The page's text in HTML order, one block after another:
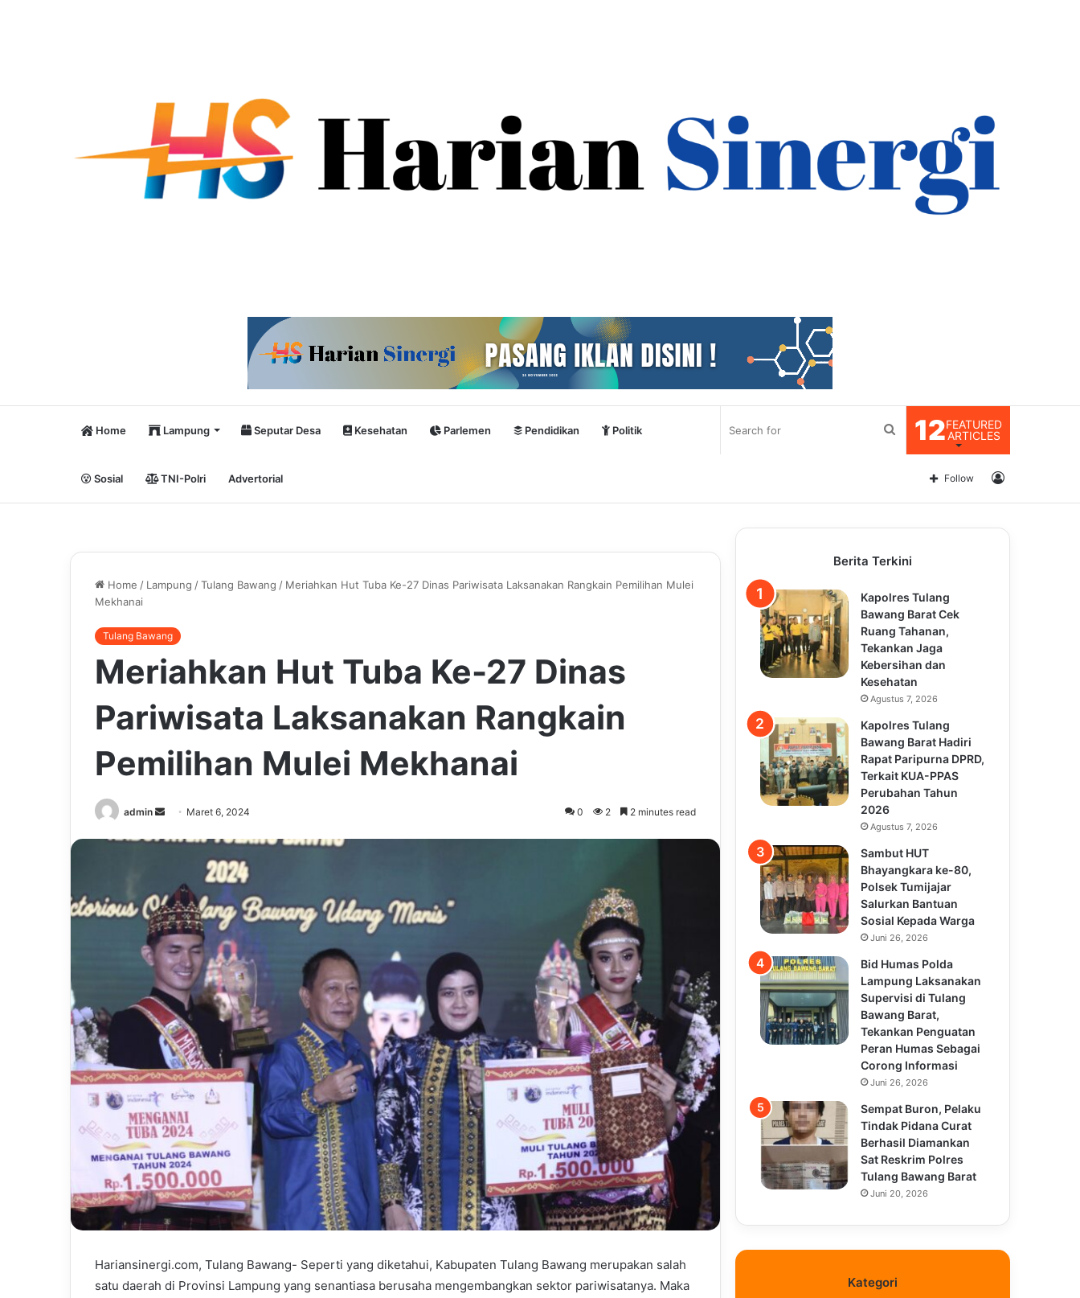
Home Lampung Seputar Desa Kesehatan Parlemen Pendidikan Politik
Sosial TNI-Polri Advertorial
12FEATURED
ARTICLES
Search
Log
Follow
Home / Lampung /Tulang Bawang / Meriahkan Hut Tuba Ke-27 Dinas Pariwisata Laksanakan Rangkain Pemilihan Mulei
Mekhanai
Tulang Bawang
Meriahkan Hut Tuba Ke-27 Dinas
Pariwisata Laksanakan Rangkain
Pemilihan Mulei Mekhanai
admin
Send Maret 6, 2024 0 2 2 minutes read
Hariansinergi.com, Tulang Bawang- Seperti yang diketahui, Kabupaten Tulang Bawang merupakan salah
satu daerah di Provinsi Lampung yang senantiasa berusaha mengembangkan sektor pariwisatanya. Maka
Berita Terkini
Kapolres Tulang
Bawang Barat Cek
Ruang Tahanan,
Tekankan Jaga
Kebersihan dan
Kesehatan
Agustus 7, 2026
Kapolres Tulang
Bawang Barat Hadiri
Rapat Paripurna DPRD,
Terkait KUA-PPAS
Perubahan Tahun
2026
Agustus 7, 2026
Sambut HUT
Bhayangkara ke-80,
Polsek Tumijajar
Salurkan Bantuan
Sosial Kepada Warga
Juni 26, 2026
Bid Humas Polda
Lampung Laksanakan
Supervisi di Tulang
Bawang Barat,
Tekankan Penguatan
Peran Humas Sebagai
Corong Informasi
Juni 26, 2026
Sempat Buron, Pelaku
Tindak Pidana Curat
Berhasil Diamankan
Sat Reskrim Polres
Tulang Bawang Barat
Juni 20, 2026
Kategori